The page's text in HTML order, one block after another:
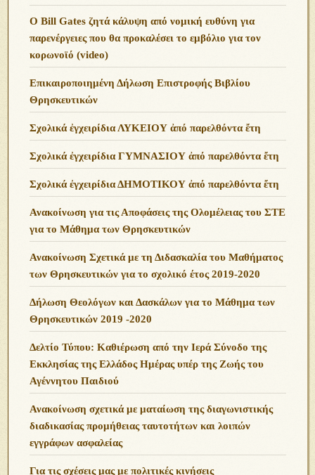
O Bill Gates ζητά κάλυψη από νομική ευθύνη για
παρενέργειες που θα προκαλέσει το εμβόλιο για τον
κορωνοϊό (video)
Επικαιροποιημένη Δήλωση Επιστροφής Βιβλίου
Θρησκευτικών
Σχολικά ἐγχειρίδια ΛΥΚΕΙΟΥ ἀπό παρελθόντα ἔτη
Σχολικά ἐγχειρίδια ΓΥΜΝΑΣΙΟΥ ἀπό παρελθόντα ἔτη
Σχολικά ἐγχειρίδια ΔΗΜΟΤΙΚΟΥ ἀπό παρελθόντα ἔτη
Ανακοίνωση για τις Αποφάσεις της Ολομέλειας του ΣΤΕ
για το Μάθημα των Θρησκευτικών
Ανακοίνωση Σχετικά με τη Διδασκαλία του Μαθήματος
των Θρησκευτικών για το σχολικό έτος 2019-2020
Δήλωση Θεολόγων και Δασκάλων για το Μάθημα των
Θρησκευτικών 2019 -2020
Δελτίο Τύπου: Καθιέρωση από την Ιερά Σύνοδο της
Εκκλησίας της Ελλάδος Ημέρας υπέρ της Ζωής του
Αγέννητου Παιδιού
Ανακοίνωση σχετικά με ματαίωση της διαγωνιστικής
διαδικασίας προμήθειας ταυτοτήτων και λοιπών
εγγράφων ασφαλείας
Για τις σχέσεις μας με πολιτικές κινήσεις